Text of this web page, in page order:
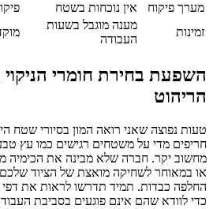
מערך פיקוח
אין נוכחות בשטח
זמינות
מענה מוגבל בשעות
העבודה
השפעת בחירת חומרי הניקוי
הריהוט
טעות נפוצה שאני רואה המון בסיורי שטח
חריפים מדי על משטחים רגישים כמו עץ
מחשוב יקר. חברה שלא מבינה את הכימיה
או במאוחר לשחיקה מואצת של הציוד
כדי לוודא שהם אינם פוגעים בסביבת